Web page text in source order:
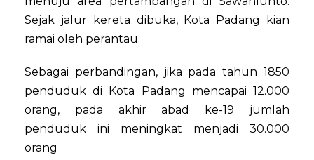
Sejak jalur kereta dibuka, Kota Padang kian
ramai oleh perantau.
Sebagai perbandingan, jika pada tahun 1850
penduduk di Kota Padang mencapai 12.000
orang, pada akhir abad ke-19 jumlah
penduduk ini meningkat menjadi 30.000
orang